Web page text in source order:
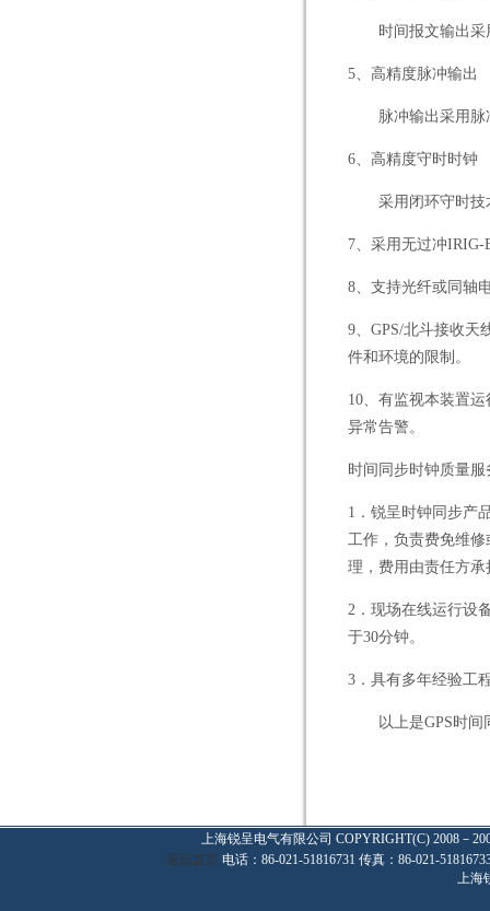
时间报文输出采
5 、高精度脉冲输出
脉冲输出采用
6 、高精度守时时钟
采用闭环守时
7 、采用无过冲IRIG-
8 、支持光纤或同轴
9 GPS/北斗接收天
件和环境的限制。
10 、有监视本装置
异常告警。
时间同步时钟质量服
1 ．锐呈时钟同步产
工作，负责费免维
理，费用由责任方
2 ．现场在线运行设
于30分钟。
3 ．具有多年经验工
以上是GPS时间
上海锐呈电气有限公司 COPYRIGHT(C) 2008－
返回首页 电话：86-021-51816731 传真：86-021-
上海